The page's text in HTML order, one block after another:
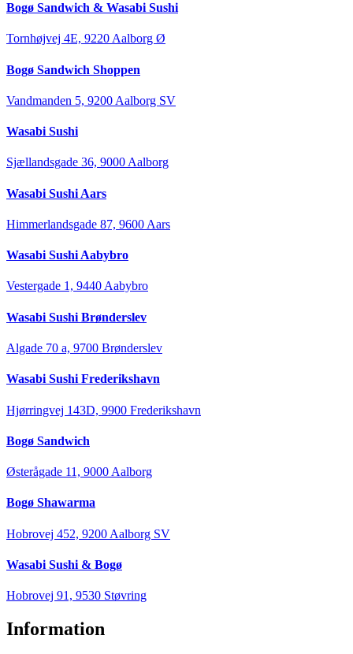
Bogø Sandwich & Wasabi Sushi
Tornhøjvej 4E, 9220 Aalborg Ø
Bogø Sandwich Shoppen
Vandmanden 5, 9200 Aalborg SV
Wasabi Sushi
Sjællandsgade 36, 9000 Aalborg
Wasabi Sushi Aars
Himmerlandsgade 87, 9600 Aars
Wasabi Sushi Aabybro
Vestergade 1, 9440 Aabybro
Wasabi Sushi Brønderslev
Algade 70 a, 9700 Brønderslev
Wasabi Sushi Frederikshavn
Hjørringvej 143D, 9900 Frederikshavn
Bogø Sandwich
Østerågade 11, 9000 Aalborg
Bogø Shawarma
Hobrovej 452, 9200 Aalborg SV
Wasabi Sushi & Bogø
Hobrovej 91, 9530 Støvring
Information